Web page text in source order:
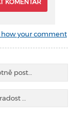
how your comment
post…
…